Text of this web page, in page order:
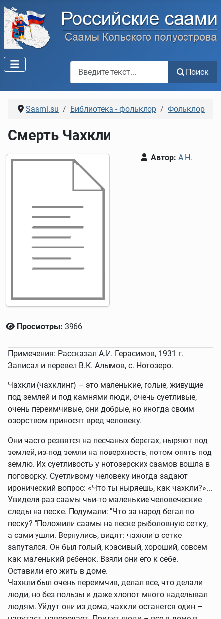
Поиск
Saami.su Библиотека - фольклор Фольклор
Смерть Чахкли
Автор: А.Н.
Просмотры: 3966
Примечения: Рассказал А.И. Герасимов, 1931 г.
Записал и перевел В.К. Алымов, с. Нотозеро.
Чахкли (чахклинг) – это маленькие, голые, живущие
под землей и под камнями люди, очень суетливые,
очень переимчивые, они добрые, но иногда своим
озорством приносят вред человеку.
Они часто резвятся на песчаных берегах, ныряют под
землей, из-под земли на поверхность, потом опять под
землю. Их суетливость у нотозерских саамов вошла в
поговорку. Суетливому человеку иногда задают
иронический вопрос: «Что ты ныряешь, как чахкли?»...
Увидели раз саамы чьи-то маленькие человеческие
следы на песке. Подумали: "Что за народ бегал по
песку? "Положили саамы на песке рыболовную сетку,
а сами ушли. Вернулись, видят: чахкли в сетке
запутался. Он был голый, красивый, хороший, совсем
как маленький ребенок. Взяли они его к себе.
Оставили его жить в доме.
Чахкли был очень переимчив, делал все, что делали
люди, но без пользы и даже хлопот много наделывал
людям. Уйдут они из дома, чахкли останется один –